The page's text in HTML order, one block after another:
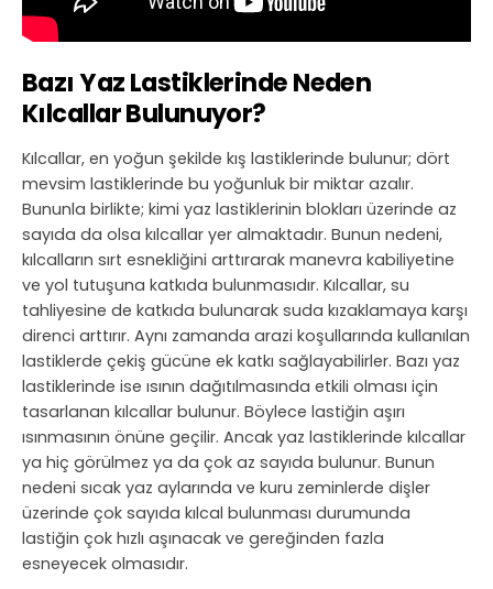
Bazı Yaz Lastiklerinde Neden
Kılcallar Bulunuyor?
Kılcallar, en yoğun şekilde kış lastiklerinde bulunur; dört
mevsim lastiklerinde bu yoğunluk bir miktar azalır.
Bununla birlikte; kimi yaz lastiklerinin blokları üzerinde az
sayıda da olsa kılcallar yer almaktadır. Bunun nedeni,
kılcalların sırt esnekliğini arttırarak manevra kabiliyetine
ve yol tutuşuna katkıda bulunmasıdır. Kılcallar, su
tahliyesine de katkıda bulunarak suda kızaklamaya karşı
direnci arttırır. Aynı zamanda arazi koşullarında kullanılan
lastiklerde çekiş gücüne ek katkı sağlayabilirler. Bazı yaz
lastiklerinde ise ısının dağıtılmasında etkili olması için
tasarlanan kılcallar bulunur. Böylece lastiğin aşırı
ısınmasının önüne geçilir. Ancak yaz lastiklerinde kılcallar
ya hiç görülmez ya da çok az sayıda bulunur. Bunun
nedeni sıcak yaz aylarında ve kuru zeminlerde dişler
üzerinde çok sayıda kılcal bulunması durumunda
lastiğin çok hızlı aşınacak ve gereğinden fazla
esneyecek olmasıdır.